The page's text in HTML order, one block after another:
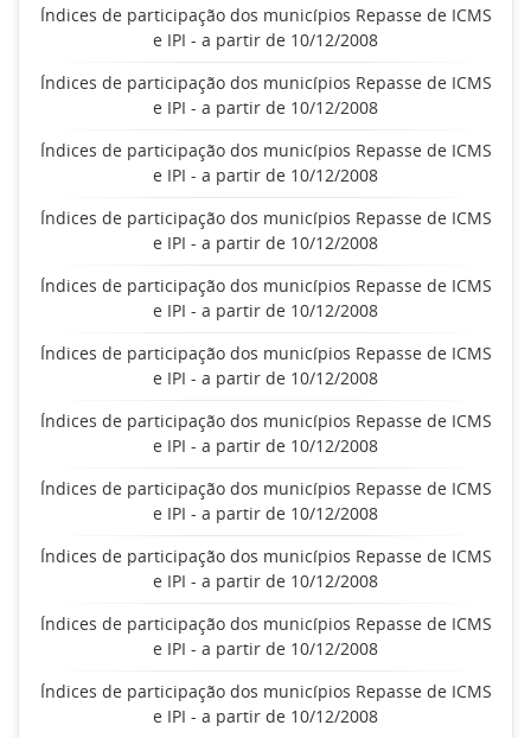
Índices de participação dos municípios Repasse de ICMS
e IPI - a partir de 10/12/2008
Índices de participação dos municípios Repasse de ICMS
e IPI - a partir de 10/12/2008
Índices de participação dos municípios Repasse de ICMS
e IPI - a partir de 10/12/2008
Índices de participação dos municípios Repasse de ICMS
e IPI - a partir de 10/12/2008
Índices de participação dos municípios Repasse de ICMS
e IPI - a partir de 10/12/2008
Índices de participação dos municípios Repasse de ICMS
e IPI - a partir de 10/12/2008
Índices de participação dos municípios Repasse de ICMS
e IPI - a partir de 10/12/2008
Índices de participação dos municípios Repasse de ICMS
e IPI - a partir de 10/12/2008
Índices de participação dos municípios Repasse de ICMS
e IPI - a partir de 10/12/2008
Índices de participação dos municípios Repasse de ICMS
e IPI - a partir de 10/12/2008
Índices de participação dos municípios Repasse de ICMS
e IPI - a partir de 10/12/2008